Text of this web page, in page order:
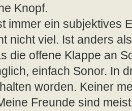
Knopf.
immer ein subjektives
nicht viel. Ist anders
die offene Klappe an
einfach Sonor. In
worden. Keiner
Freunde sind